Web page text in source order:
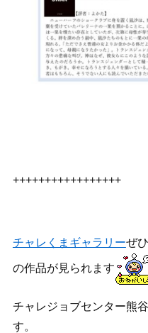
+++++++++++++++++
チャレくまギャラリーぜ
の作品が見られます
チャレジョブセンター熊
す。